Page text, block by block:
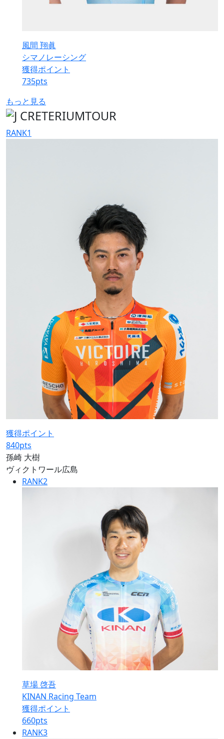
風間 翔眞
シマノレーシング
獲得ポイント
735pts
もっと見る
RANK1
獲得ポイント
840pts
孫崎 大樹
ヴィクトワール広島
RANK2
草場 啓吾
KINAN Racing Team
獲得ポイント
660pts
RANK3